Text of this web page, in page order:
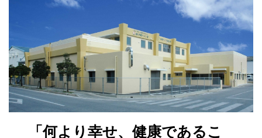
「何より幸せ、健康であるこ